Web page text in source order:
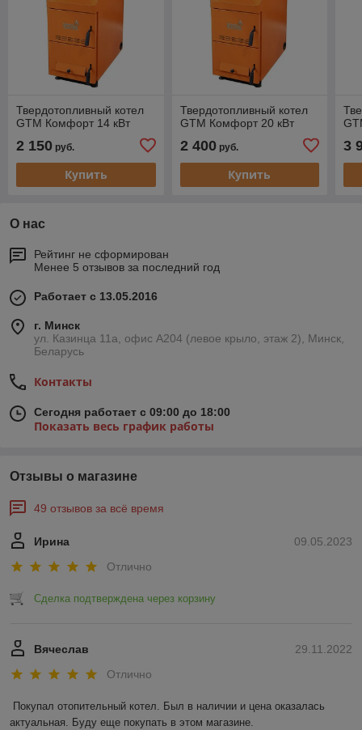
Твердотопливный котел
GTM Комфорт 14 кВт
2 150 руб.
Купить
Твердотопливный котел
GTM Комфорт 20 кВт
2 400руб.
Купить
3
О нас
Рейтинг не сформирован
Менее 5 отзывов за последний год
Работает с 13.05.2016
г. Минск
ул. Казинца 11а, офис А204 (левое крыло, этаж 2), Минск,
Беларусь
Контакты
Сегодня работает с 09:00 до 18:00
Показать весь график работы
Отзывы о магазине
49 отзывов за всё время
09.05.2023
Ирина
Отлично
Сделка подтверждена через корзину
29.11.2022
Вячеслав
Отлично
Покупал отопительный котел. Был в наличии и цена оказалась
актуальная. Буду еще покупать в этом магазине.